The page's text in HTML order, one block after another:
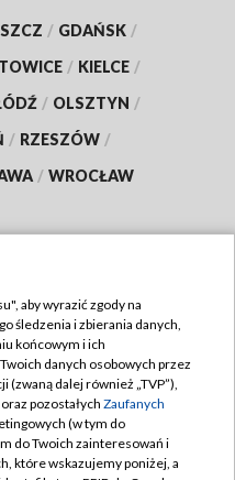
/ GDAŃSK /
/ KIELCE /
/ OLSZTYN /
/ RZESZÓW /
/ WROCŁAW
TVP
aby wyrazić zgody na
śledzenia i zbierania danych,
końcowym i ich
danych osobowych przez
(zwaną dalej również „TVP”),
oraz pozostałych Zaufanych
(w tym do
do Twoich zainteresowań i
które wskazujemy poniżej, a